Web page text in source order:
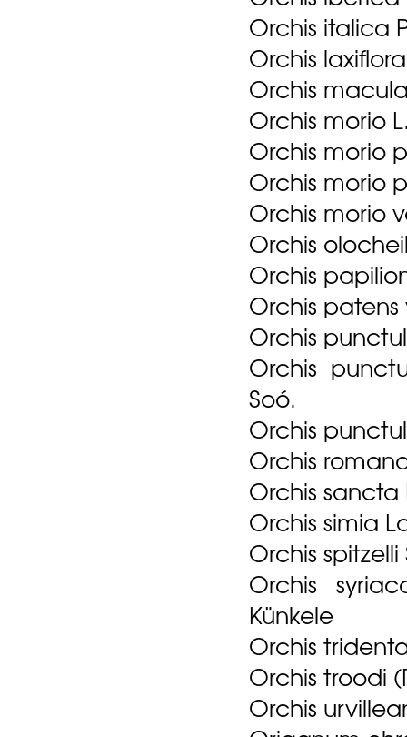
Orchis italica
Orchis
Orchis
Orchis morio
Orchis morio
Orchis morio
Orchis morio
Orchis
Orchis
Orchis
Orchis
Orchis
Soó.
Orchis
Orchis
Orchis sancta
Orchis simia
Orchis
Orchis
Künkele
Orchis
Orchis troodi
Orchis